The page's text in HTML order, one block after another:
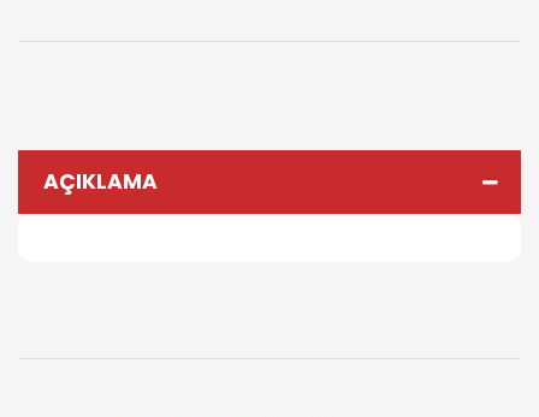
AÇIKLAMA